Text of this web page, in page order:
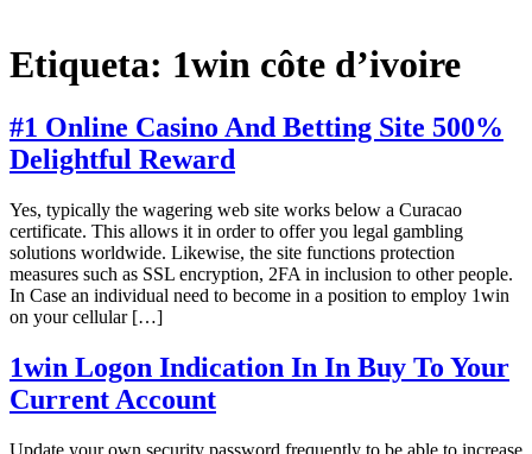
Etiqueta: 1win côte d’ivoire
#1 Online Casino And Betting Site 500%
Delightful Reward
Yes, typically the wagering web site works below a Curacao
certificate. This allows it in order to offer you legal gambling
solutions worldwide. Likewise, the site functions protection
measures such as SSL encryption, 2FA in inclusion to other people.
In Case an individual need to become in a position to employ 1win
on your cellular […]
1win Logon Indication In In Buy To Your
Current Account
Update your own security password frequently to be able to increase